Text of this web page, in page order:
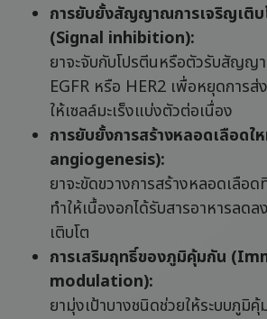
การยับยั้งสัญญาณการเจริญเติบ
(Signal inhibition):
ยาจะจับกับโปรตีนหรือตัวรับสัญญ
EGFR หรือ HER2 เพื่อหยุดกา
ให้เซลล์มะเร็งแบ่งตัวต่อเนื่อง
การยับยั้งการสร้างหลอดเลือด
angiogenesis):
ยาจะขัดขวางการสร้างหลอดเลือด
ทำให้เนื้องอกได้รับสารอาหารลดล
เติบโต
การเสริมฤทธิ์ของภูมิคุ้มกัน
modulation):
ยามุ่งเป้าบางชนิดช่วยให้ระบบภูมิ